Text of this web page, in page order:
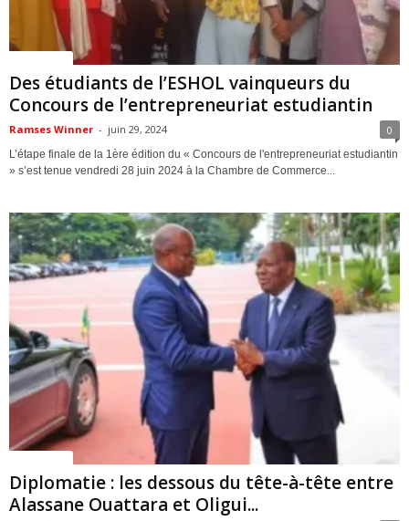
Des étudiants de l’ESHOL vainqueurs du
Concours de l’entrepreneuriat estudiantin
Ramses Winner - juin 29, 2024 0
L’étape finale de la 1ère édition du « Concours de l'entrepreneuriat estudiantin
» s’est tenue vendredi 28 juin 2024 à la Chambre de Commerce...
Diplomatie : les dessous du tête-à-tête entre
Alassane Ouattara et Oligui...